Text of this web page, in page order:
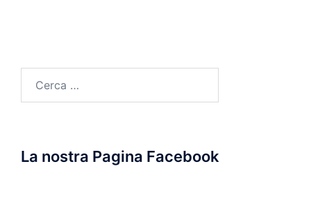
La nostra Pagina Facebook